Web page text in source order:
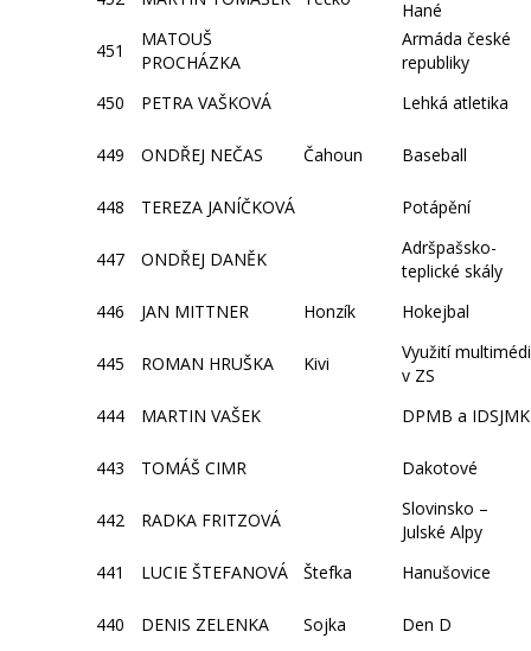
Hané
451
MATOUŠ
PROCHÁZKA
Armáda české
republiky
450
PETRA VAŠKOVÁ Lehká atletika
449 ONDŘEJ NEČAS Čahoun Baseball
448 TEREZA JANÍČKOVÁ Potápění
447 ONDŘEJ DANĚK
Adršpašsko-
teplické skály
446
JAN MITTNER Honzík Hokejbal
445 ROMAN HRUŠKA Kivi
Využití
v ZS
444
MARTIN VAŠEK DPMB a IDSJMK
443 TOMÁŠ CIMR Dakotové
442 RADKA FRITZOVÁ
Slovinsko –
Julské Alpy
441
LUCIE ŠTEFANOVÁ Štefka Hanušovice
440 DENIS ZELENKA Sojka Den D